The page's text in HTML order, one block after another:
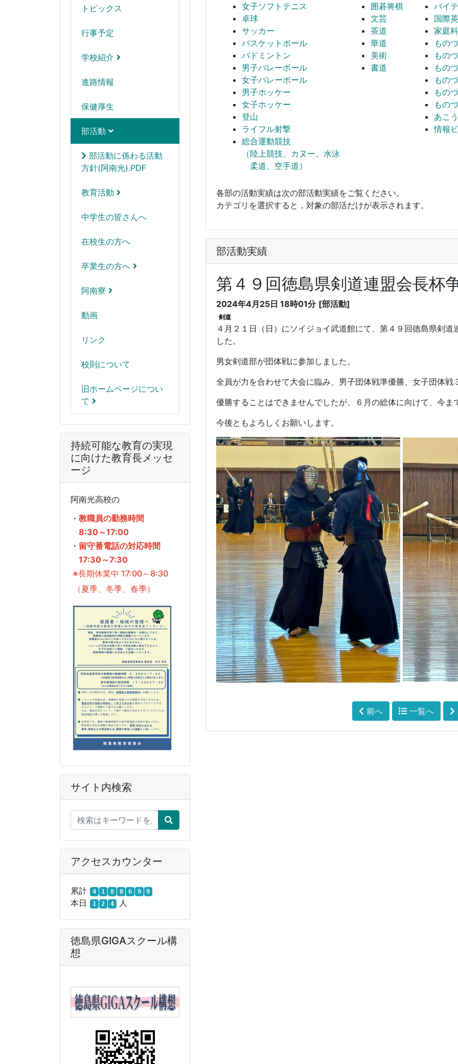
トピックス
行事予定
学校紹介
進路情報
保健厚生
部活動
部活動に係わる活動
方針(阿南光).PDF
教育活動
中学生の皆さんへ
在校生の方へ
卒業生の方へ
阿南寮
動画
リンク
校則について
旧ホームページについ
て
持続可能な教育の実現
に向けた教育長メッセ
ージ
阿南光高校の
・ 教職員の勤務時間
8:30～17:00
・ 留守番電話の対応時間
17:30～7:30
※長期休業中 17:00～8:30
（夏季、冬季、春季）
サイト内検索
アクセスカウンター
累計 4 1 8 0 6 9 9
本日 1 2 4 人
徳島県GIGAスクール構
想
女子ソフトテニス
卓球
サッカー
バスケットボール
バドミントン
男子バレーボール
女子バレーボール
男子ホッケー
女子ホッケー
登山
ライフル射撃
総合運動競技
（陸上競技、カヌー、水泳
柔道、空手道）
囲碁将棋
文芸
茶道
華道
美術
書道
バイ
国際
家庭
もの
もの
もの
もの
もの
もの
あこ
情報
各部の活動実績は次の部活動実績をご覧ください。
カテゴリを選択すると，対象の部活だけが表示されます。
部活動実績
第４９回徳島県剣道連盟会長杯
2024年4月25日 18時01分 [部活動]
剣道
４月２１日（日）にソイジョイ武道館にて、第４９回徳島県剣
した。
男女剣道部が団体戦に参加しました。
全員が力を合わせて大会に臨み、男子団体戦準優勝、女子団体
優勝することはできませんでしたが、６月の総体に向けて、今
今後ともよろしくお願いします。
前へ 一覧へ